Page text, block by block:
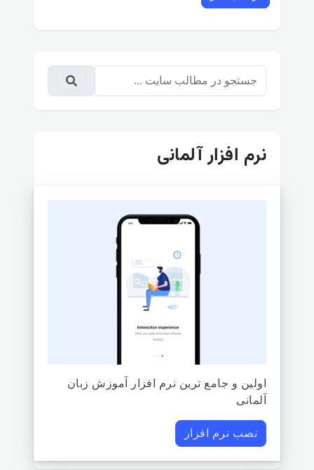
نرم افزار آلمانی
اولین و جامع ترین نرم افزار آموزش زبان
آلمانی
نصب نرم افزار